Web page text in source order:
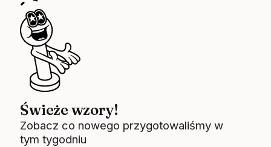
Świeże wzory!
Zobacz co nowego przygotowaliśmy w
tym tygodniu